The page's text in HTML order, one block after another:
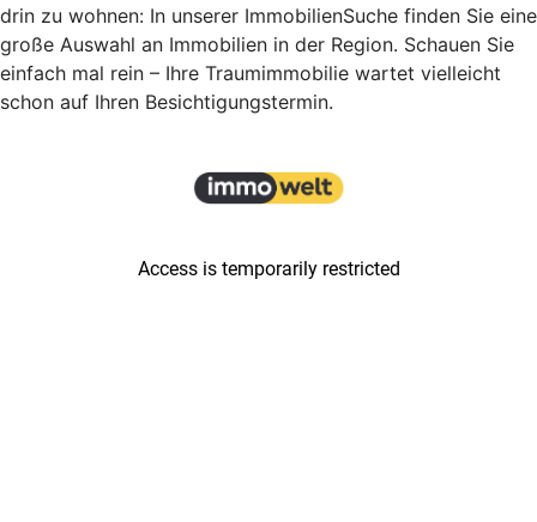
drin zu wohnen: In unserer ImmobilienSuche finden Sie eine
große Auswahl an Immobilien in der Region. Schauen Sie
einfach mal rein – Ihre Traumimmobilie wartet vielleicht
schon auf Ihren Besichtigungstermin.